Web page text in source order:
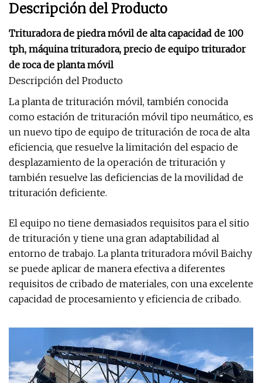
Descripción del Producto
Trituradora de piedra móvil de alta capacidad de 100
tph, máquina trituradora, precio de equipo triturador
de roca de planta móvil
Descripción del Producto
La planta de trituración móvil, también conocida
como estación de trituración móvil tipo neumático, es
un nuevo tipo de equipo de trituración de roca de alta
eficiencia, que resuelve la limitación del espacio de
desplazamiento de la operación de trituración y
también resuelve las deficiencias de la movilidad de
trituración deficiente.
El equipo no tiene demasiados requisitos para el sitio
de trituración y tiene una gran adaptabilidad al
entorno de trabajo. La planta trituradora móvil Baichy
se puede aplicar de manera efectiva a diferentes
requisitos de cribado de materiales, con una excelente
capacidad de procesamiento y eficiencia de cribado.